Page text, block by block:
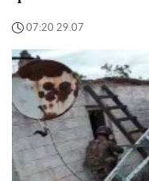
07:20 29.07